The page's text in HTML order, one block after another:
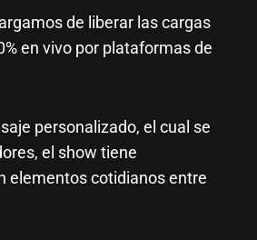
de liberar las cargas
en vivo por plataformas de
personalizado, el cual se
el show tiene
elementos cotidianos entre